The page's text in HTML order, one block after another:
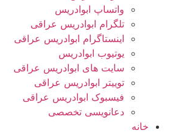
واتساپ ابوادریس
تلگرام ابوادریس عراقی
اینستاگرام ابوادریس عراقی
یوتیوب ابوادریس
سایت های ابوادریس عراقی
توییتر ابوادریس عراقی
فیسبوک ابوادریس عراقی
دعانویسی تخصصی
خانه